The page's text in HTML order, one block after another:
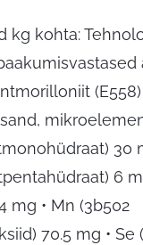
kg kohta:
(E558)
30
6
mg • Mn (3b502
70.5 mg • Se